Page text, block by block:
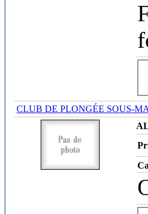
CLUB DE PLONGÉE SOUS-